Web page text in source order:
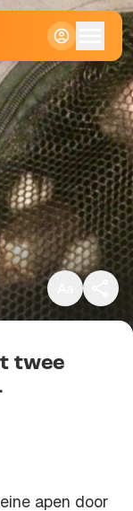
Klein
Standaard
Groot
Kopieer link
twee
apen door